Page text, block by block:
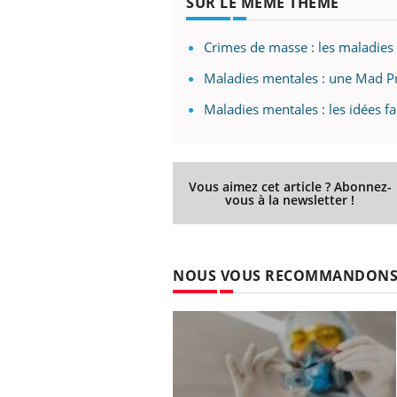
Crimes de masse : les
Maladies mentales : une Mad
Maladies mentales : les idées
Vous aimez cet article ? Abonnez-
vous à la newsletter !
NOUS VOUS RECOMMANDONS
Insuline & Charge mentale : et si on
Youtube
En 2026, l'insuline dans le diabète de type 2
reste entourée d'idées reçues chez les